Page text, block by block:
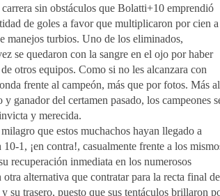
sin obstáculos que Bolatti+10 emprendió
de goles a favor que multiplicaron por cien a
manejos turbios. Uno de los eliminados,
se quedaron con la sangre en el ojo por haber
otros equipos. Como si no les alcanzara con
frente al campeón, más que por fotos. Más
ganador del certamen pasado, los campeones
y merecida.
que estos muchachos hayan llegado a
1, ¡en contra!, casualmente frente a los
recuperación inmediata en los numerosos
alternativa que contratar para la recta final
su trasero, puesto que sus tentáculos brillaron